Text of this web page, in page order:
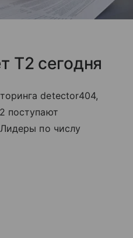
T2 сегодня
detector404,
поступают
по числу